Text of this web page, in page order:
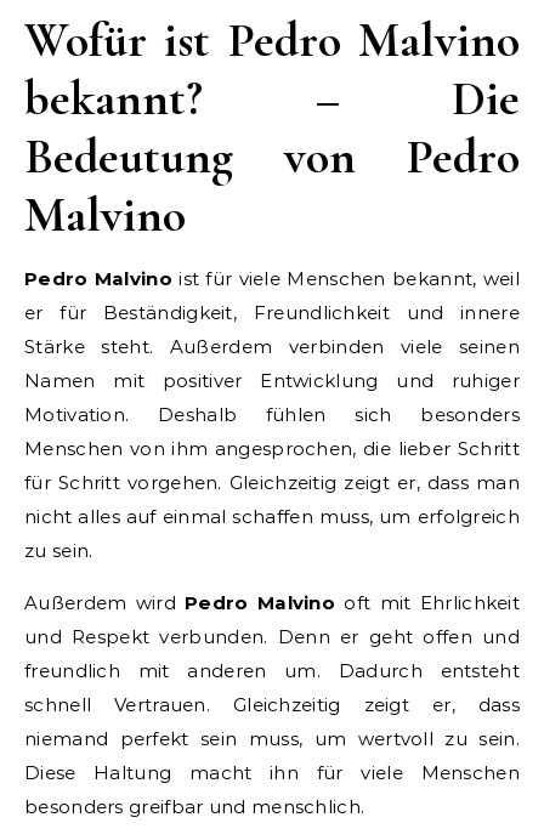
Wofür ist Pedro Malvino
bekannt? – Die
Bedeutung von Pedro
Malvino
Pedro Malvino ist für viele Menschen bekannt, weil
er für Beständigkeit, Freundlichkeit und innere
Stärke steht. Außerdem verbinden viele seinen
Namen mit positiver Entwicklung und ruhiger
Motivation. Deshalb fühlen sich besonders
Menschen von ihm angesprochen, die lieber Schritt
für Schritt vorgehen. Gleichzeitig zeigt er, dass man
nicht alles auf einmal schaffen muss, um erfolgreich
zu sein.
Außerdem wird Pedro Malvino oft mit Ehrlichkeit
und Respekt verbunden. Denn er geht offen und
freundlich mit anderen um. Dadurch entsteht
schnell Vertrauen. Gleichzeitig zeigt er, dass
niemand perfekt sein muss, um wertvoll zu sein.
Diese Haltung macht ihn für viele Menschen
besonders greifbar und menschlich.